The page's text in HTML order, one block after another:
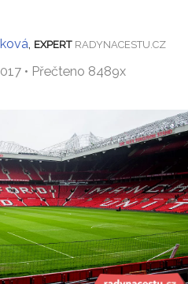
EXPERT RADYNACESTU.CZ
• Přečteno 8489x